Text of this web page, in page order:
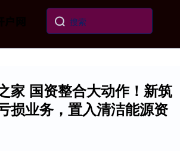
家 国资整合大动作！新筑
损业务，置入清洁能源资